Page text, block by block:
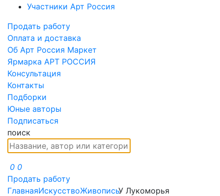
Участники Арт Россия
Продать работу
Оплата и доставка
Об Арт Россия Маркет
Ярмарка АРТ РОССИЯ
Консультация
Контакты
Подборки
Юные авторы
Подписаться
поиск
0 0
Продать работу
ГлавнаяИскусствоЖивописьУ Лукоморья